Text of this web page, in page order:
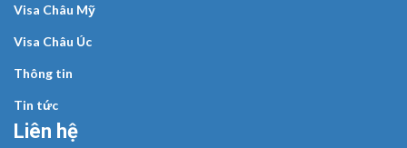
Visa Châu Mỹ
Visa Châu Úc
Thông tin
Tin tức
Liên hệ